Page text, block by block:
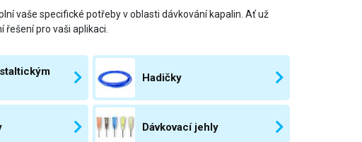
vaše specifické potřeby v oblasti dávkování kapalin. Ať už
pro vaši aplikaci.
Hadičky
Dávkovací jehly